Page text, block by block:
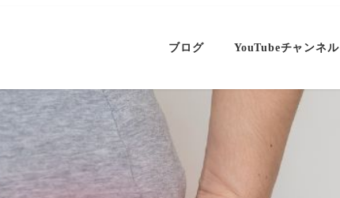
ブログ YouTubeチャンネル